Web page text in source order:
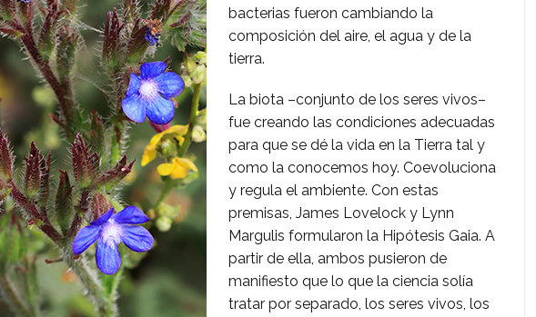
bacterias fueron cambiando la
composición del aire, el agua y de la
tierra.
La biota –conjunto de los seres vivos–
fue creando las condiciones adecuadas
para que se dé la vida en la Tierra tal y
como la conocemos hoy. Coevoluciona
y regula el ambiente. Con estas
premisas, James Lovelock y Lynn
Margulis formularon la Hipótesis Gaia. A
partir de ella, ambos pusieron de
manifiesto que lo que la ciencia solía
tratar por separado, los seres vivos, los